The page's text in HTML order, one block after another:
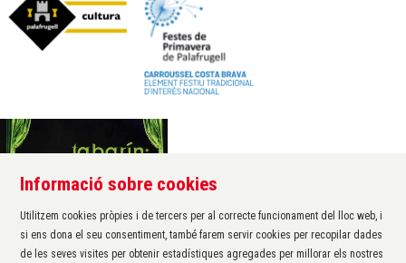
Àrea de cultura de l'Ajuntament de Palafrugell
17200 Palafrugell
cultura@palafrugell.cat
Informació sobre cookies
Utilitzem cookies pròpies i de tercers per al correcte funcionament del lloc web, i
si ens dona el seu consentiment, també farem servir cookies per recopilar dades
de les seves visites per obtenir estadístiques agregades per millorar els nostres